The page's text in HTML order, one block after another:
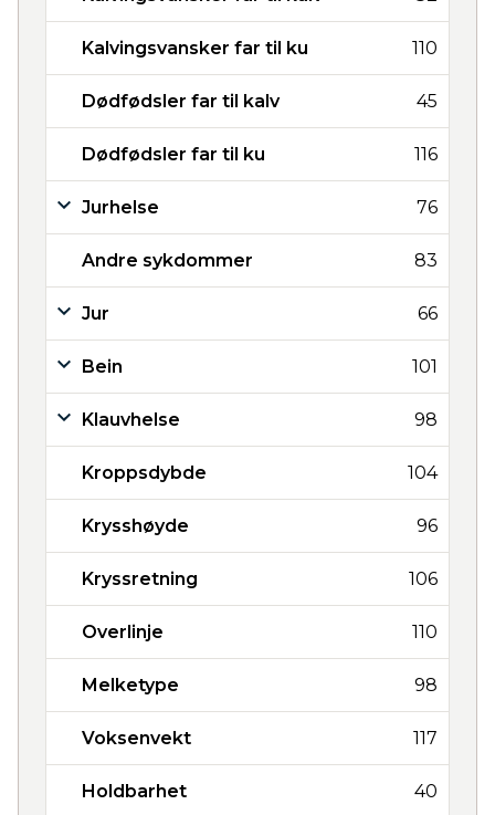
Kalvingsvansker far til ku 110
Dødfødsler far til kalv 45
Dødfødsler far til ku 116
Jurhelse 76
Andre sykdommer 83
Jur 66
Bein 101
Klauvhelse 98
Kroppsdybde 104
Krysshøyde 96
Kryssretning 106
Overlinje 110
Melketype 98
Voksenvekt 117
Holdbarhet 40